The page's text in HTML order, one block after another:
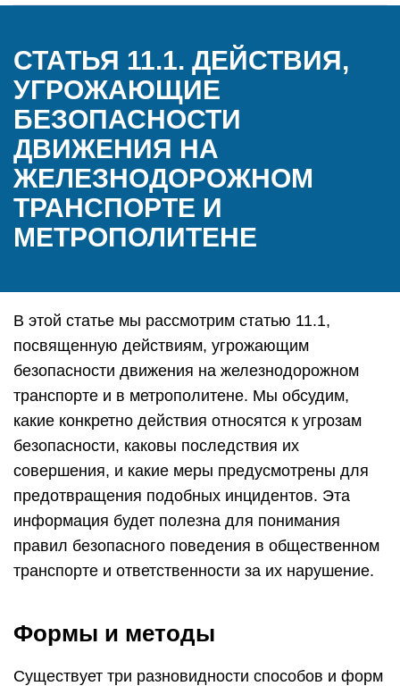
СТАТЬЯ 11.1. ДЕЙСТВИЯ,
УГРОЖАЮЩИЕ
БЕЗОПАСНОСТИ
ДВИЖЕНИЯ НА
ЖЕЛЕЗНОДОРОЖНОМ
ТРАНСПОРТЕ И
МЕТРОПОЛИТЕНЕ
В этой статье мы рассмотрим статью 11.1,
посвященную действиям, угрожающим
безопасности движения на железнодорожном
транспорте и в метрополитене. Мы обсудим,
какие конкретно действия относятся к угрозам
безопасности, каковы последствия их
совершения, и какие меры предусмотрены для
предотвращения подобных инцидентов. Эта
информация будет полезна для понимания
правил безопасного поведения в общественном
транспорте и ответственности за их нарушение.
Формы и методы
Существует три разновидности способов и форм